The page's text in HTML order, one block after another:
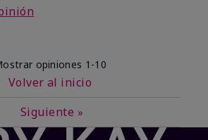
opiniones 1-10
Volver al inicio
Siguiente »